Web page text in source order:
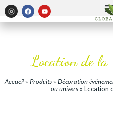
Location de la
Accueil » Produits » Décoration
ou univers» Location